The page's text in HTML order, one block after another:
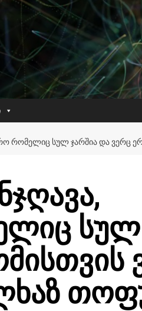
ᲠᲝᲛᲔᲚᲘᲪ ᲡᲣᲚ ᲯᲐᲠᲨᲘᲐ ᲓᲐ ᲕᲔᲠᲪ
სულ